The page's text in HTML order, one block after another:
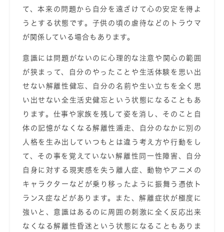
て、本来の問題から自分を遠ざけて心の安定を得よ
うとする状態です。子供の頃の虐待などのトラウマ
が関係している場合もあります。
意識には問題がないのに心理的な注意や関心の範囲
が狭まって、自分のやったことや生活体験を思い出
せない解離性健忘、自分の名前や生い立ちを全く思
い出せない全生活史健忘という状態になることもあ
ります。仕事や家族を残して姿を消し、そのこと自
体の記憶がなくなる解離性遁走、自分のなかに別の
人格を生み出していつもとは違う考え方や行動をし
て、その事を覚えていない解離性同一性障害、自分
自身に対する現実感を失う離人症、動物やアニメの
キャラクターなどが乗り移ったように振舞う憑依ト
ランス症などがあります。また、解離症状が極度に
強いと、意識はあるのに周囲の刺激に全く反応出来
なくなる解離性昏迷という状態になることもありま